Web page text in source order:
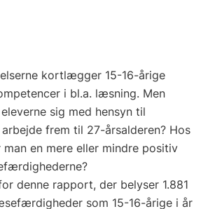
kortlægger 15-16-årige
i bl.a. læsning. Men
sig med hensyn til
frem til 27-årsalderen? Hos
man en mere eller mindre positiv
denne rapport, der belyser 1.881
som 15-16-årige i år